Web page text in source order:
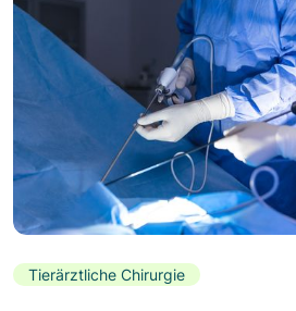
Tierärztliche Chirurgie